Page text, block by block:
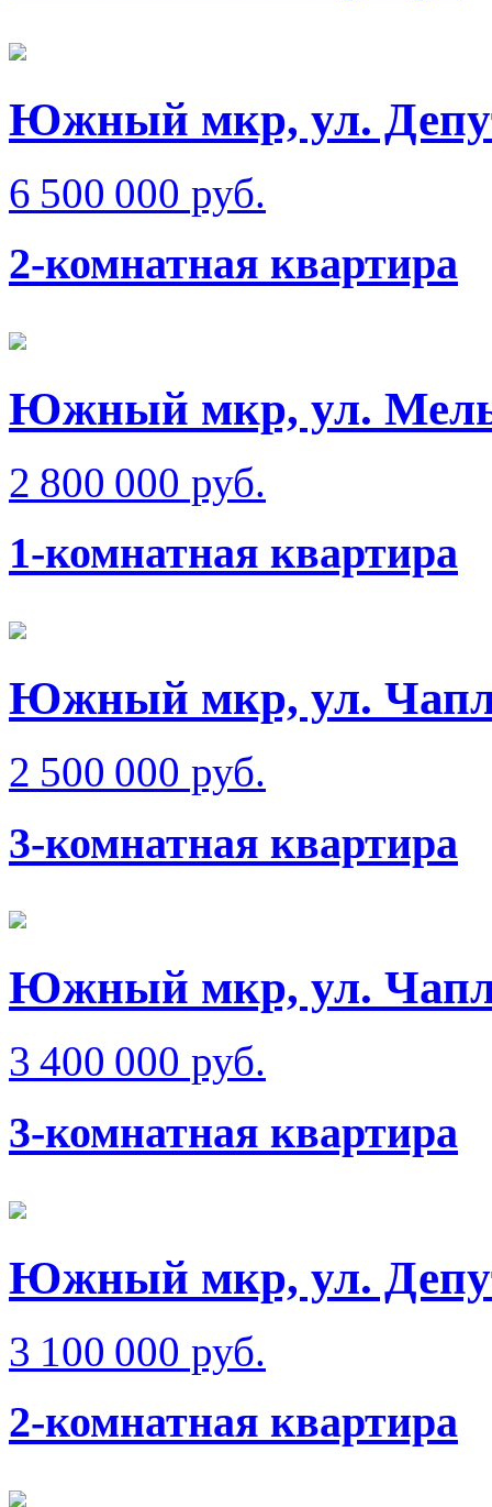
Южный мкр, ул.
6 500 000 руб.
2-комнатная квартира
Южный мкр, ул.
2 800 000 руб.
1-комнатная квартира
Южный мкр, ул.
2 500 000 руб.
3-комнатная квартира
Южный мкр, ул.
3 400 000 руб.
3-комнатная квартира
Южный мкр, ул.
3 100 000 руб.
2-комнатная квартира